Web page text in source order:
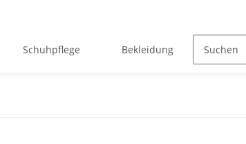
Schuhpflege Bekleidung